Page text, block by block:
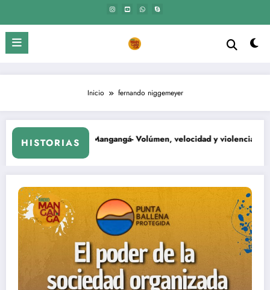
contenido
Inicio fernando niggemeyer
HISTORIAS
El Mangangá- Volúmen, velocidad y violencia.